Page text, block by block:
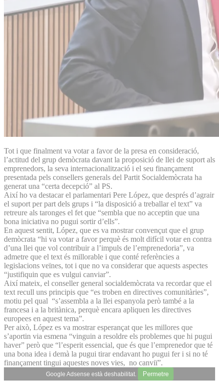
Tot i que finalment va votar a favor de la presa en consideració,
l’actitud del grup demòcrata davant la proposició de llei de suport als
emprenedors, la seva internacionalització i el seu finançament
presentada pels consellers generals del Partit Socialdemòcrata ha
generat una “certa decepció” al PS.
Així ho va destacar el parlamentari Pere López, que després d’agrair
el suport per part dels grups i “la disposició a treballar el text” va
retreure als taronges el fet que “sembla que no acceptin que una
bona iniciativa no pugui sortir d’ells”.
En aquest sentit, López, que es va mostrar convençut que el grup
demòcrata “hi va votar a favor perquè és molt difícil votar en contra
d’una llei que vol contribuir a l’impuls de l’emprenedoria”, va
admetre que el text és millorable i que conté referències a
legislacions veïnes, tot i que no va considerar que aquests aspectes
“justifiquin que es vulgui canviar”.
Així mateix, el conseller general socialdemòcrata va recordar que el
text recull uns principis que “es troben en directives comunitàries”,
motiu pel qual “s’assembla a la llei espanyola però també a la
francesa i a la britànica, perquè encara apliquen les directives
europees en aquest tema”.
Per això, López es va mostrar esperançat que les millores que
s’aportin via esmena “vinguin a resoldre els problemes que hi pugui
haver” però que “l’esperit essencial, que és que l’emprenedor que té
una bona idea i demà la pugui tirar endavant ho pugui fer i si no té
finançament tingui aquestes noves vies, no canviï”.
Google Adsense està deshabilitat. Permetre